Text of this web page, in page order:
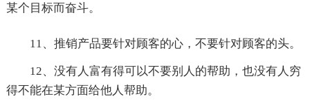
某个目标而奋斗。
11、推销产品要针对顾客的心，不要针对顾客的头。
12、没有人富有得可以不要别人的帮助，也没有人穷
得不能在某方面给他人帮助。